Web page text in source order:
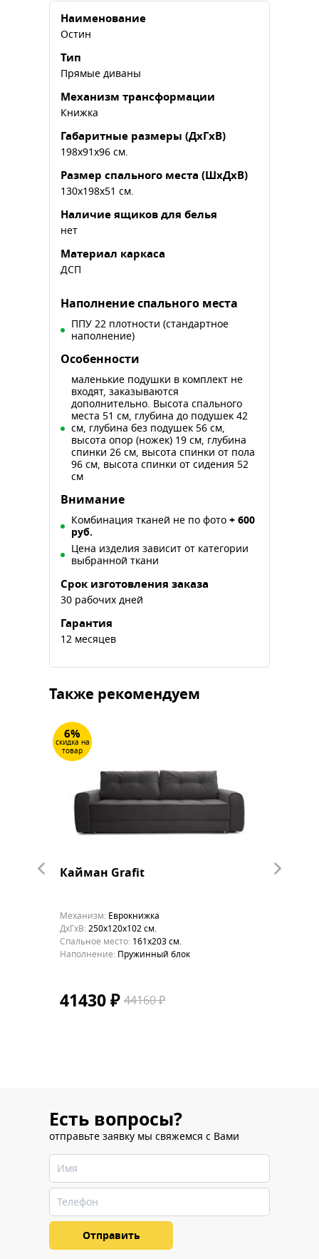
Наименование
Остин
Тип
Прямые диваны
Механизм трансформации
Книжка
Габаритные размеры (ДхГхВ)
198х91х96 см.
Размер спального места (ШхДхВ)
130х198х51 см.
Наличие ящиков для белья
нет
Материал каркаса
ДСП
Наполнение спального места
ППУ 22 плотности (стандартное
наполнение)
Особенности
маленькие подушки в комплект не
входят, заказываются
дополнительно. Высота спального
места 51 см, глубина до подушек 42
см, глубина без подушек 56 см,
высота опор (ножек) 19 см, глубина
спинки 26 см, высота спинки от пола
96 см, высота спинки от сидения 52
см
Внимание
Комбинация тканей не по фото+ 600
руб.
Цена изделия зависит от категории
выбранной ткани
Cрок изготовления заказа
30 рабочих дней
Гарантия
12 месяцев
Также рекомендуем
6%
скидка на
товар
Кайман Grafit
Механизм: Еврокнижка
ДхГхВ: 250х120x102 см.
Cпальное место: 161x203 см.
Наполнение: Пружинный блок
41430 ₽ 44160 ₽
Есть вопросы?
отправьте заявку мы свяжемся с Вами